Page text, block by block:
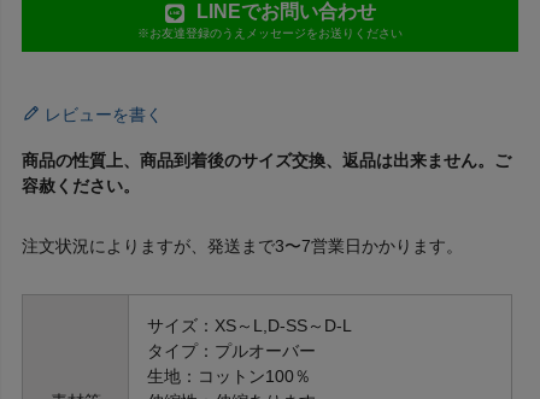
LINEでお問い合わせ
※お友達登録のうえメッセージをお送りください
レビューを書く
商品の性質上、商品到着後のサイズ交換、返品は出来ません。ご
容赦ください。
注文状況によりますが、発送まで3〜7営業日かかります。
サイズ：XS～L,D-SS～D-L
タイプ：プルオーバー
生地：コットン100％